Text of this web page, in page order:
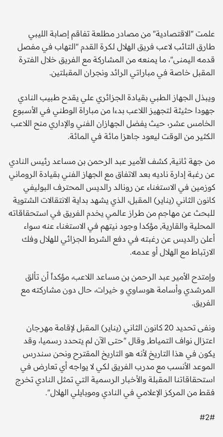
علمت "الاقتصادية" من مصادر مطلعة تفاقم إصابة الليبي
طارق التائب لاعب فريق الهلال لكرة القدم "التهاب في مفصل
قدمه اليمنى"، ما يمنعه من المشاركة مع الفريق خلال الفترة
المقبل خاصة في مباراتي الرائد ونجران المقبلتين.
ويبذل الجهاز الطبي بقيادة الجزائري علي يقدح طبيب النادي
جهودا حثيثة لتجهيز اللاعب بدءا من مباراة الوطني في الأسبوع
الخامس عشر، حيث يفضل الجهازان الفني والإداري منح اللاعب
الكثير من الوقت ليعود جاهزا مائة في المائة.
من جهة ثانية, كشف الأمير عبد الرحمن بن مساعد رئيس النادي
عن رغبة إدارة ناديه بعد الاتفاق مع الجهاز الفني بقيادة الروماني
كوزمين في الاستغناء عن رونالد رالديس المحترف البوليفي
كانون الثاني (يناير) المقبل، الذي يشهد بداية الانتقالات الشتوية
للبحث عن مهاجم من طراز عالمي يخدم الفريق في استحقاقاته
المحلية والقارية, مؤكدا وجود نيتهم في الاستغناء عنه سواء
أعلن رالديس عن رغبته في دفع الشرط الجزائي للهلال وفك
الارتباط مع الهلال أو عدمه.
وإمتدح الأمير عبد الرحمن بن مساعد اللاعب، مؤكداً أن تألق
المرشدي وأسامة هوساوي و خيرات، حال دون مشاركته مع
الفريق.
ونفى تحديد 20 كانون الثاني (يناير) المقبل لإقامة مهرجان
اعتزال نواف التمياط, وقال "حتى الآن لم يتحدد رسميا، وقد
يكون في هذا التاريخ لأنه هو التاريخ المقترح ونحن سندرس
الموعد الأنسب مع مدرب الفريق لكي لا يواجه أي تعارض في
استحقاقاتنا المقبلة والأخبار الرسمية التي تمثل النادي تخرج
فقط من المركز الإعلامي في النادي وموبايلي الهلال".
#2#